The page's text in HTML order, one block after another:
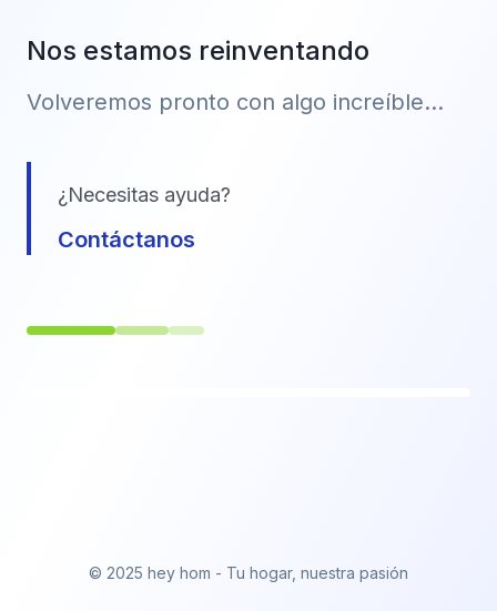
Nos estamos reinventando
Volveremos pronto con algo increíble...
¿Necesitas ayuda?
Contáctanos
© 2025 hey hom - Tu hogar, nuestra pasión